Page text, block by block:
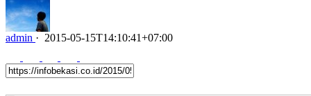
admin · 2015-05-15T14:10:41+07:00